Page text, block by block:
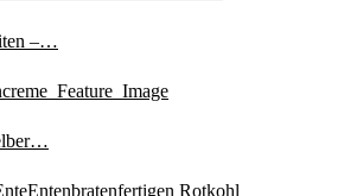
–…
Entenbratenfertigen Rotkohl